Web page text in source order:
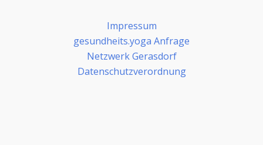
Impressum
gesundheits.yoga Anfrage
Netzwerk Gerasdorf
Datenschutzverordnung